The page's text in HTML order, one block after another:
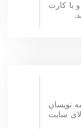
کارت
سایت